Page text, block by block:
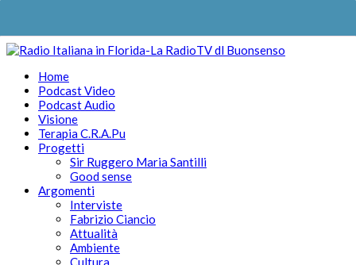
Home
Podcast Video
Podcast Audio
Visione
Terapia C.R.A.Pu
Progetti
Sir Ruggero Maria Santilli
Good sense
Argomenti
Interviste
Fabrizio Ciancio
Attualità
Ambiente
Cultura